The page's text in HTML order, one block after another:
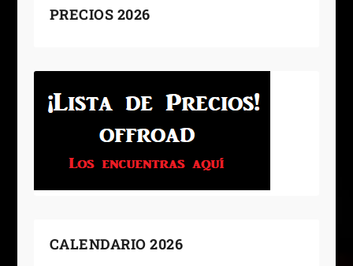
PRECIOS 2026
CALENDARIO 2026